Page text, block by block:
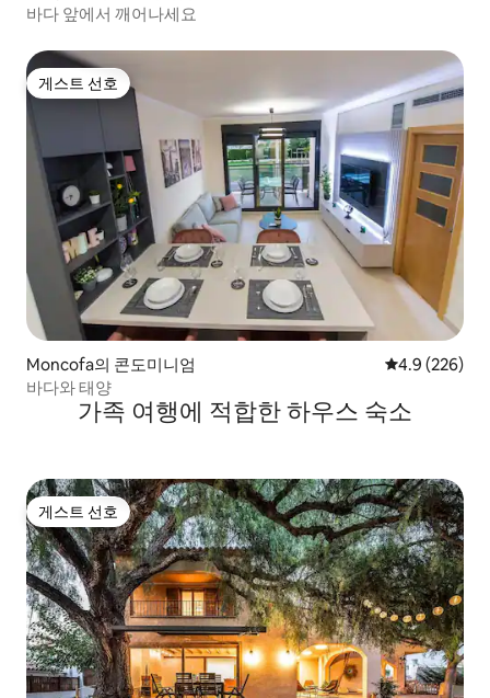
바다 앞에서 깨어나세요
게스트 선호
게스트 선호
Moncofa의 콘도미니엄 평점 4.9점(5
4.9 (226)
바다와 태양
가족 여행에 적합한 하우스 숙소
게스트 선호
게스트 선호